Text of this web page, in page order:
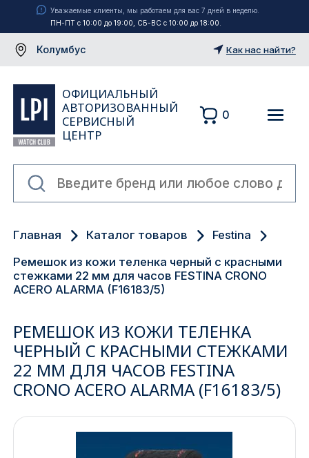
Уважаемые клиенты, мы работаем для вас 7 дней в неделю.
ПН-ПТ с 10:00 до 19:00, СБ-ВС с 10:00 до 18:00.
Колумбус
Екатеринбург
Санкт-Петербург
Ижевск
Архангельск
Как нас найти?
ОФИЦИАЛЬНЫЙ
АВТОРИЗОВАННЫЙ
СЕРВИСНЫЙ
ЦЕНТР
0
Главная Каталог товаров
Festina
Ремешок из кожи теленка черный с красными
стежками 22 мм для часов FESTINA CRONO
ACERO ALARMA (F16183/5)
РЕМЕШОК ИЗ КОЖИ ТЕЛЕНКА
ЧЕРНЫЙ С КРАСНЫМИ СТЕЖКАМИ
22 ММ ДЛЯ ЧАСОВ FESTINA
CRONO ACERO ALARMA (F16183/5)